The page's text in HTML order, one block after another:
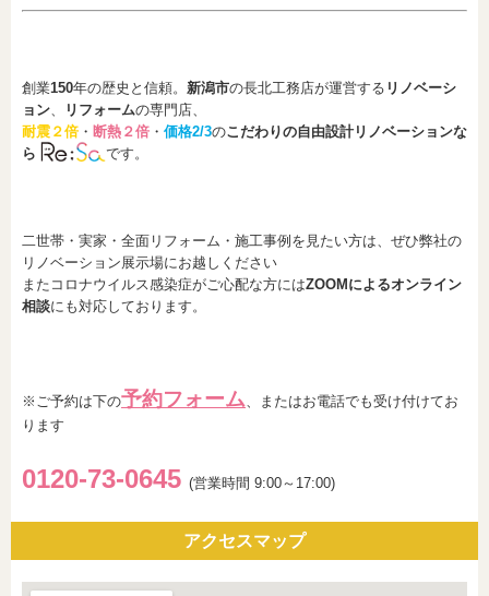
創業150年の歴史と信頼。 新潟市の長北工務店が運営する リノベーシ
ョン
リフォームの専門店、
耐震２倍 ・ 断熱２倍 ・ 価格2/3のこだわりの自由設計リノベーションな
ら
です。
二世帯・実家・全面リフォーム・施工事例を見たい方は、ぜひ弊社の
リノベーション展示場にお越しください
またコロナウイルス感染症がご心配な方にはZOOMによるオンライン
相談にも対応しております。
※ご予約は下の予約フォーム 、またはお電話でも受け付けてお
ります
0120-73-0645 (営業時間 9:00～17:00)
アクセスマップ